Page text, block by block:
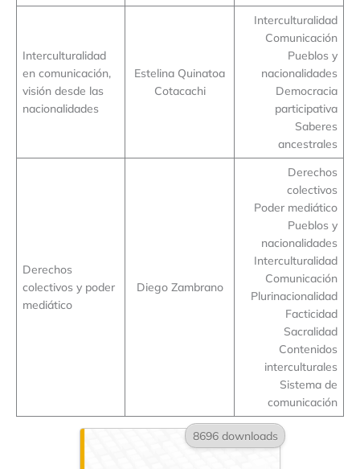
Interculturalidad
en comunicación,
visión desde las
nacionalidades
Estelina Quinatoa
Cotacachi
Interculturalidad
Comunicación
Pueblos y
nacionalidades
Democracia
participativa
Saberes
ancestrales
Derechos
colectivos y poder
mediático
Diego Zambrano
Derechos
colectivos
Poder mediático
Pueblos y
nacionalidades
Interculturalidad
Comunicación
Plurinacionalidad
Facticidad
Sacralidad
Contenidos
interculturales
Sistema de
comunicación
8696 downloads